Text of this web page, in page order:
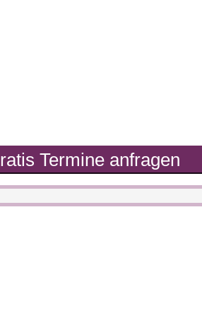
Termine anfragen